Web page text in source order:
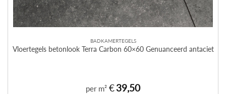
BADKAMERTEGELS
Vloertegels betonlook Terra Carbon 60×60 Genuanceerd antaciet
per m² €39,50